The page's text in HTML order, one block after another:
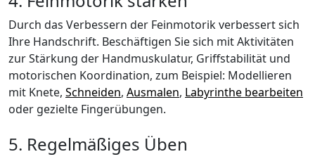
Durch das Verbessern der Feinmotorik verbessert sich
Ihre Handschrift. Beschäftigen Sie sich mit Aktivitäten
zur Stärkung der Handmuskulatur, Griffstabilität und
motorischen Koordination, zum Beispiel: Modellieren
mit Knete, Schneiden, Ausmalen, Labyrinthe bearbeiten
oder gezielte Fingerübungen.
5. Regelmäßiges Üben